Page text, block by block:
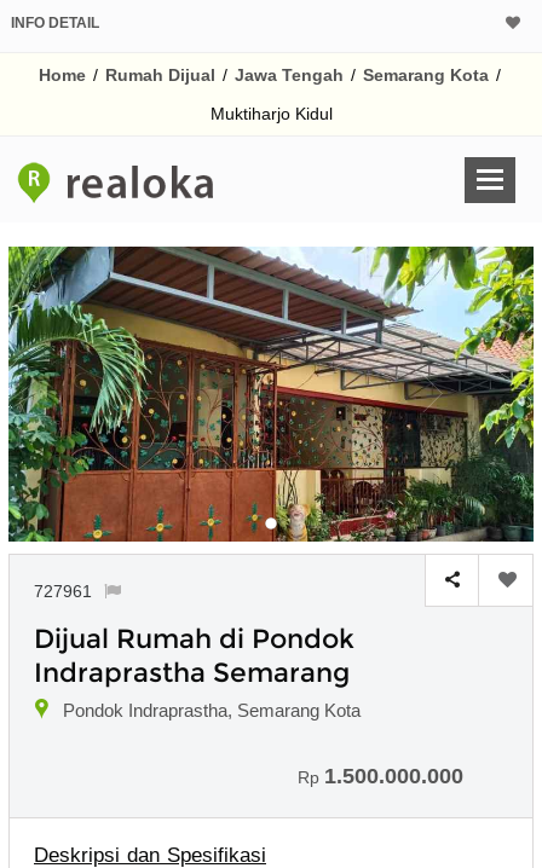
INFO DETAIL
Home / Rumah Dijual / Jawa Tengah / Semarang Kota /
Muktiharjo Kidul
727961
Dijual Rumah di Pondok
Indraprastha Semarang
Pondok Indraprastha, Semarang Kota
Rp 1.500.000.000
Deskripsi dan Spesifikasi
Harga Rp
% /th
Untuk hasil simulasi
pada kotak-
Simpan